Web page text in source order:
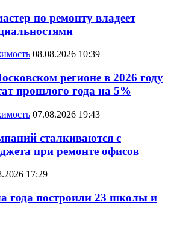
по ремонту владеет
08.08.2026 10:39
регионе в 2026 году
прошлого года на 5%
07.08.2026 19:43
сталкиваются с
при ремонте офисов
17:29
года построили 23 школы и